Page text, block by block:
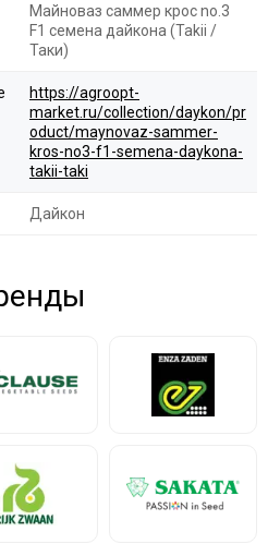
Майноваз саммер крос no.3
F1 семена дайкона (Takii /
Таки)
https://agroopt-
market.ru/collection/daykon/pr
oduct/maynovaz-sammer-
kros-no3-f1-semena-daykona-
takii-taki
Дайкон